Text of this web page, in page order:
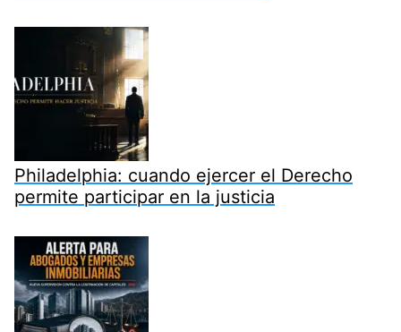
Philadelphia: cuando ejercer el Derecho
permite participar en la justicia